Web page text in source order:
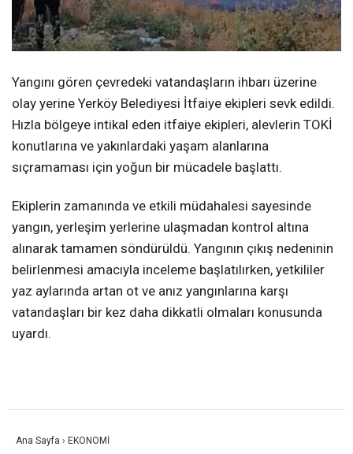
Yangını gören çevredeki vatandaşların ihbarı üzerine
olay yerine Yerköy Belediyesi İtfaiye ekipleri sevk edildi.
Hızla bölgeye intikal eden itfaiye ekipleri, alevlerin TOKİ
konutlarına ve yakınlardaki yaşam alanlarına
sıçramaması için yoğun bir mücadele başlattı.
Ekiplerin zamanında ve etkili müdahalesi sayesinde
yangın, yerleşim yerlerine ulaşmadan kontrol altına
alınarak tamamen söndürüldü. Yangının çıkış nedeninin
belirlenmesi amacıyla inceleme başlatılırken, yetkililer
yaz aylarında artan ot ve anız yangınlarına karşı
vatandaşları bir kez daha dikkatli olmaları konusunda
uyardı.
Ana Sayfa › EKONOMİ